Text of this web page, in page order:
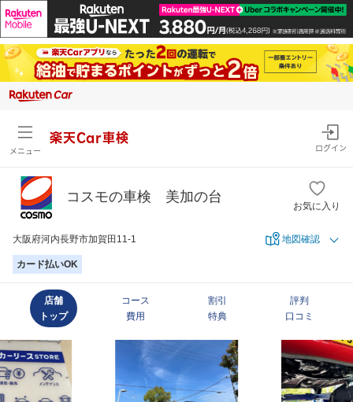
メニュー
楽天Car車検
ログイン
コスモの車検 美加の台
お気に入り
大阪府河内長野市加賀田11-1 地図確認
カード払いOK
店舗
トップ
コース
費用
割引
特典
評判
口コミ